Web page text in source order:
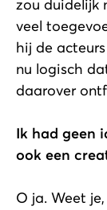
zou duidelijk
veel
hij de
nu logisch
daarover
Ik had geen
ook een
O ja. Weet